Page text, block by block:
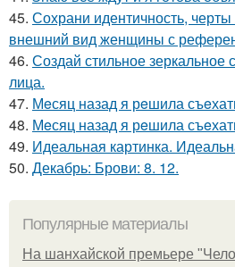
45. Сохрани идентичность,
внешний вид женщины с
46. Создай стильное
лица.
47. Мeсяц назад я рeшила
48. Мeсяц назад я рeшила
49. Идеальная картинка.
50. Декабрь: Брови: 8. 12.
Популярные материалы
На шанхайской премьере